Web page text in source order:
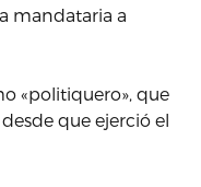
mandataria a
«politiquero», que
que ejerció el